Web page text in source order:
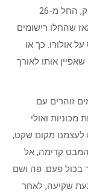
עוולות עבר, הטיפוס על אולורו נאסר על פי החוק, החל מ-26
מאז שהחלו רישומים
על אולורו. כך או
אותו לאורך
זוהרים עם
ואולי
לעצמנו מקום שקט,
קדימה, אל
בכול פעם. פה ושם
שקיעה, לאחר